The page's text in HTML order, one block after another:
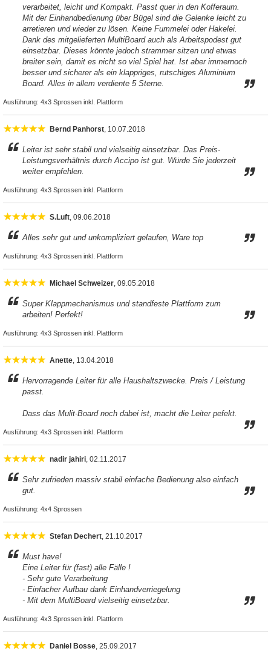
verarbeitet, leicht und Kompakt. Passt quer in den Kofferaum.
Mit der Einhandbedienung über Bügel sind die Gelenke leicht zu
arretieren und wieder zu lösen. Keine Fummelei oder Hakelei.
Dank des mitgelieferten MultiBoard auch als Arbeitspodest gut
einsetzbar. Dieses könnte jedoch strammer sitzen und etwas
breiter sein, damit es nicht so viel Spiel hat. Ist aber immernoch
besser und sicherer als ein klappriges, rutschiges Aluminium
Board. Alles in allem verdiente 5 Sterne.
Ausführung: 4x3 Sprossen inkl. Plattform
Bernd Panhorst, 10.07.2018
Leiter ist sehr stabil und vielseitig einsetzbar. Das Preis-
Leistungsverhältnis durch Accipo ist gut. Würde Sie jederzeit
weiter empfehlen.
Ausführung: 4x3 Sprossen inkl. Plattform
S.Luft, 09.06.2018
Alles sehr gut und unkompliziert gelaufen, Ware top
Ausführung: 4x3 Sprossen inkl. Plattform
Michael Schweizer, 09.05.2018
Super Klappmechanismus und standfeste Plattform zum
arbeiten! Perfekt!
Ausführung: 4x3 Sprossen inkl. Plattform
Anette, 13.04.2018
Hervorragende Leiter für alle Haushaltszwecke. Preis / Leistung
passt.
Dass das Mulit-Board noch dabei ist, macht die Leiter pefekt.
Ausführung: 4x3 Sprossen inkl. Plattform
nadir jahiri, 02.11.2017
Sehr zufrieden massiv stabil einfache Bedienung also einfach
gut.
Ausführung: 4x4 Sprossen
Stefan Dechert, 21.10.2017
Must have!
Eine Leiter für (fast) alle Fälle !
- Sehr gute Verarbeitung
- Einfacher Aufbau dank Einhandverriegelung
- Mit dem MultiBoard vielseitig einsetzbar.
Ausführung: 4x3 Sprossen inkl. Plattform
Daniel Bosse, 25.09.2017